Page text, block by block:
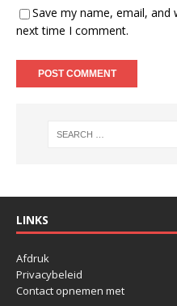
Save my name, email,
next time I comment.
LINKS
Afdruk
Privacybeleid
Contact opnemen met